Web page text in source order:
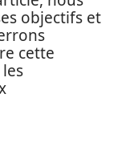
objectifs et
cette